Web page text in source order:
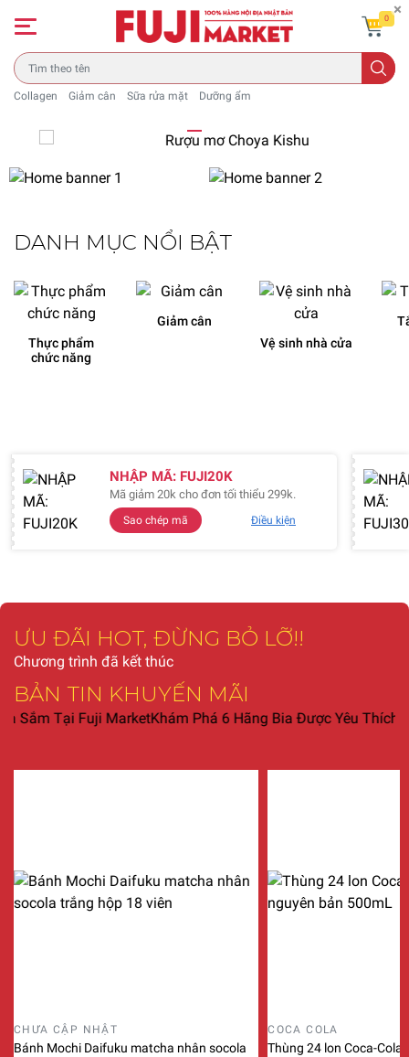
Collagen Giảm cân Sữa rửa mặt Dưỡng ẩm
0
DANH MỤC NỔI BẬT
Thực phẩm
chức năng
Giảm cân
Vệ sinh nhà cửa
NHẬP MÃ: FUJI20K
Mã giảm 20k cho đơn tối thiểu 299k.
Sao chép mã Điều kiện
ƯU ĐÃI HOT, ĐỪNG BỎ LỠ!!
Chương trình đã kết thúc
BẢN TIN KHUYẾN MÃI
Tại Fuji Market Khám Phá 6 Hãng Bia Được Yêu Thích Nhất
CHƯA CẬP NHẬT
Bánh Mochi Daifuku matcha nhân socola
COCA COLA
Thùng 24 lon Coca-Cola